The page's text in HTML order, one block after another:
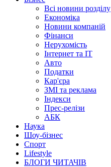
Всі новини розділу
Економіка
Новини компаній
Фінанси
Нерухомість
Інтернет та IT
Авто
Податки
Кар'єра
ЗМІ та реклама
Індекси
Прес-релізи
АБК
Наука
Шоу-бізнес
Спорт
Lifestyle
БЛОГИ ЧИТАЧІВ